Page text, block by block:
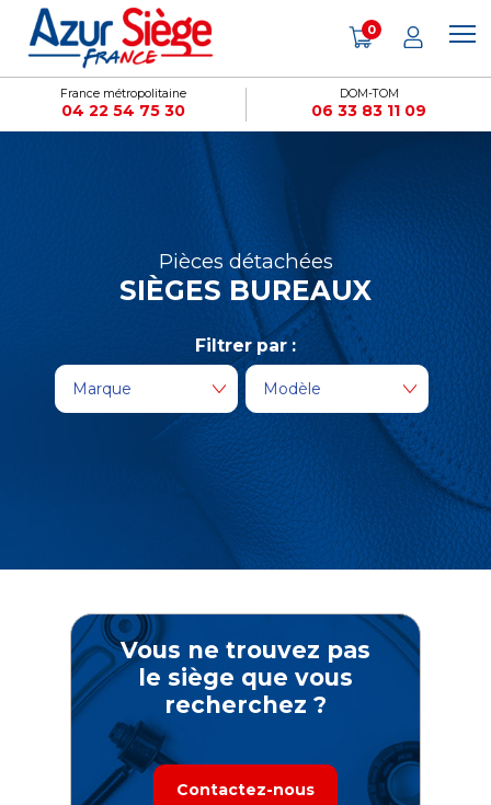
France métropolitaine
04 22 54 75 30
DOM-TOM
06 33 83 11 09
0
Pièces détachées
SIÈGES BUREAUX
Filtrer par :
Vous ne trouvez pas
le siège que vous
recherchez ?
Contactez-nous
Panneau de gestion des cookies